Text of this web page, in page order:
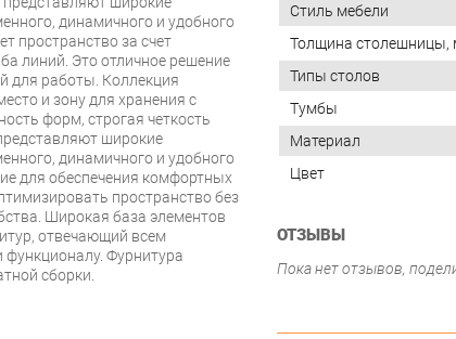
динамичного и удобного
пространство за счет
линий. Это отличное решение
для работы. Коллекция
и зону для хранения с
форм, строгая четкость
широкие
динамичного и удобного
для обеспечения комфортных
пространство без
Широкая база элементов
отвечающий всем
функционалу. Фурнитура
сборки.
Стиль мебели
Толщина столешницы,
Типы столов
Тумбы
Материал
Цвет
ОТЗЫВЫ
Пока нет отзывов,